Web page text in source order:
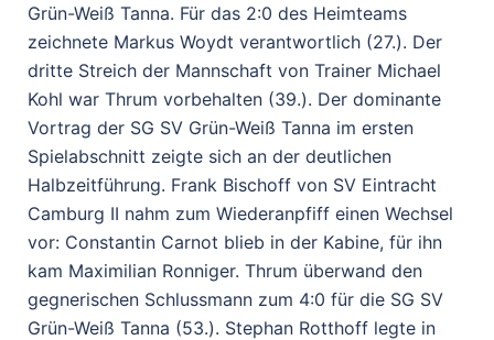
Grün-Weiß Tanna. Für das 2:0 des Heimteams
zeichnete Markus Woydt verantwortlich (27.). Der
dritte Streich der Mannschaft von Trainer Michael
Kohl war Thrum vorbehalten (39.). Der dominante
Vortrag der SG SV Grün-Weiß Tanna im ersten
Spielabschnitt zeigte sich an der deutlichen
Halbzeitführung. Frank Bischoff von SV Eintracht
Camburg II nahm zum Wiederanpfiff einen Wechsel
vor: Constantin Carnot blieb in der Kabine, für ihn
kam Maximilian Ronniger. Thrum überwand den
gegnerischen Schlussmann zum 4:0 für die SG SV
Grün-Weiß Tanna (53.). Stephan Rotthoff legte in